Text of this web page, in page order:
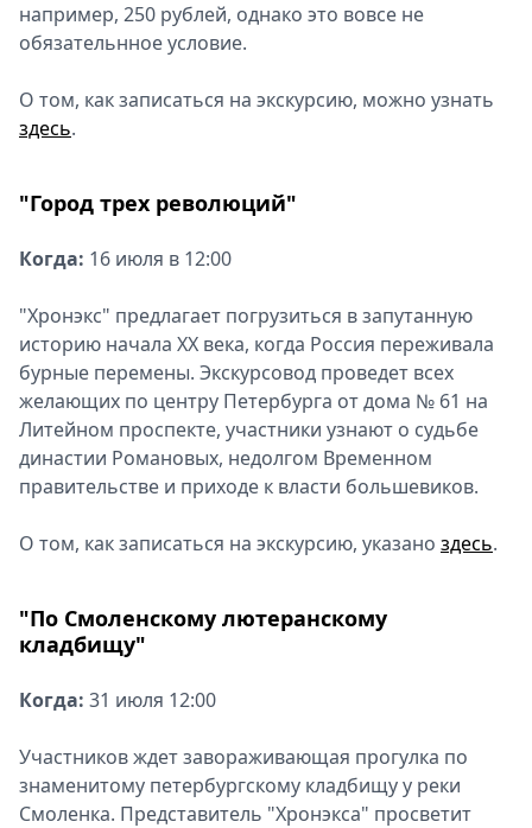
например, 250 рублей, однако это вовсе не
обязательнное условие.
О том, как записаться на экскурсию, можно узнать
здесь.
"Город трех революций"
Когда: 16 июля в 12:00
"Хронэкс" предлагает погрузиться в запутанную
историю начала XX века, когда Россия переживала
бурные перемены. Экскурсовод проведет всех
желающих по центру Петербурга от дома № 61 на
Литейном проспекте, участники узнают о судьбе
династии Романовых, недолгом Временном
правительстве и приходе к власти большевиков.
О том, как записаться на экскурсию, указано здесь.
"По Смоленскому лютеранскому
кладбищу"
Когда: 31 июля 12:00
Участников ждет завораживающая прогулка по
знаменитому петербургскому кладбищу у реки
Смоленка. Представитель "Хронэкса" просветит